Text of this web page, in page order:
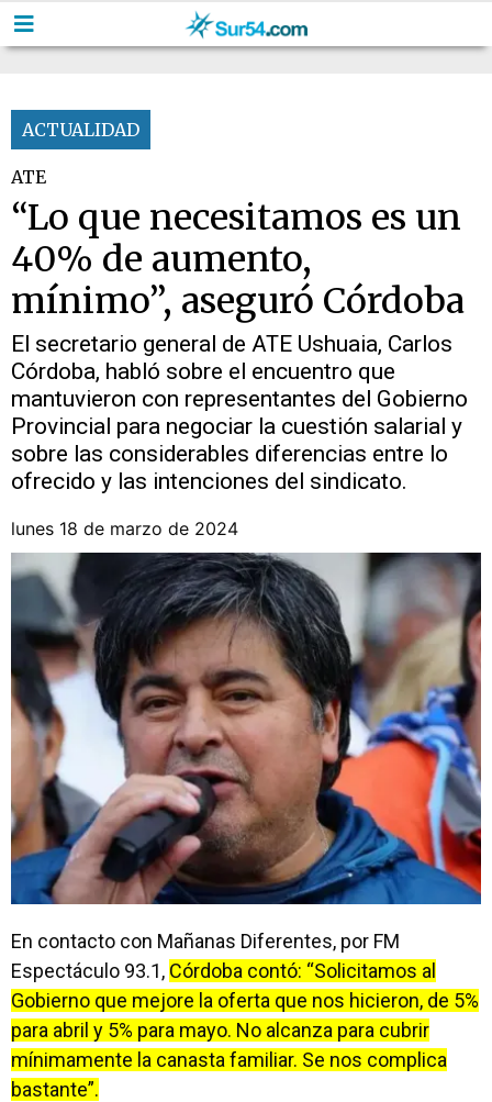
ACTUALIDAD
ATE
“Lo que necesitamos es un
40% de aumento,
mínimo”, aseguró Córdoba
El secretario general de ATE Ushuaia, Carlos
Córdoba, habló sobre el encuentro que
mantuvieron con representantes del Gobierno
Provincial para negociar la cuestión salarial y
sobre las considerables diferencias entre lo
ofrecido y las intenciones del sindicato.
lunes 18 de marzo de 2024
En contacto con Mañanas Diferentes, por FM
Espectáculo 93.1, Córdoba contó: “Solicitamos al
Gobierno que mejore la oferta que nos hicieron, de 5%
para abril y 5% para mayo. No alcanza para cubrir
mínimamente la canasta familiar. Se nos complica
bastante”.